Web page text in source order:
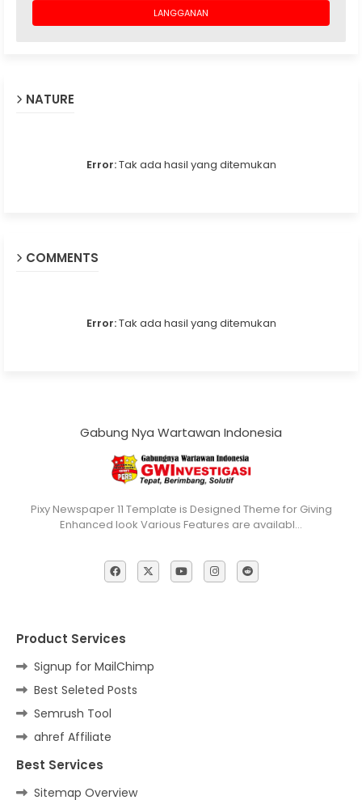
NATURE
Error:Tak ada hasil yang ditemukan
COMMENTS
Error:Tak ada hasil yang ditemukan
Gabung Nya Wartawan Indonesia
Pixy Newspaper 11 Template is Designed Theme for Giving
Enhanced look Various Features are availabl…
Product Services
Signup for MailChimp
Best Seleted Posts
Semrush Tool
ahref Affiliate
Best Services
Sitemap Overview